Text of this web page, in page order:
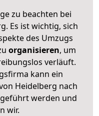
zu beachten bei
Es ist wichtig, sich
des Umzugs
organisieren, um
verläuft.
kann ein
Heidelberg nach
werden und
wir.